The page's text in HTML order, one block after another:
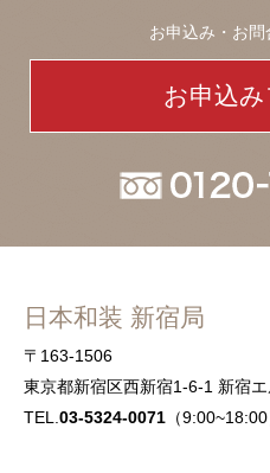
お申込み・お
お申込
日本和装 新宿局
〒163-1506
東京都新宿区西新宿1-6-1 新宿
TEL. 03-5324-0071 （9:00~18:00